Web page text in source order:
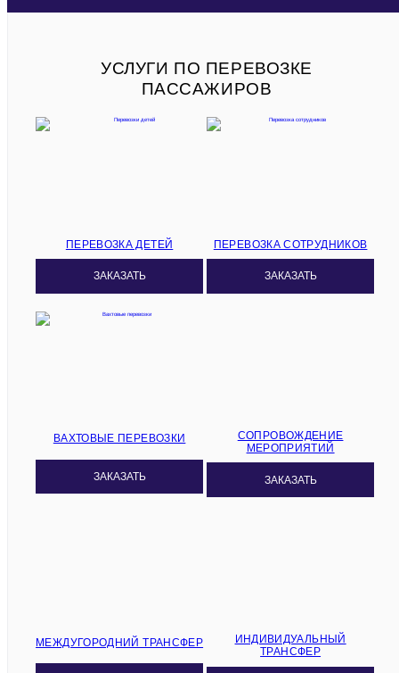
УСЛУГИ ПО ПЕРЕВОЗКЕ
ПАССАЖИРОВ
ПЕРЕВОЗКА ДЕТЕЙ
ЗАКАЗАТЬ
ПЕРЕВОЗКА СОТРУДНИКОВ
ЗАКАЗАТЬ
ВАХТОВЫЕ ПЕРЕВОЗКИ
ЗАКАЗАТЬ
СОПРОВОЖДЕНИЕ
МЕРОПРИЯТИЙ
ЗАКАЗАТЬ
МЕЖДУГОРОДНИЙ ТРАНСФЕР
ИНДИВИДУАЛЬНЫЙ
ТРАНСФЕР